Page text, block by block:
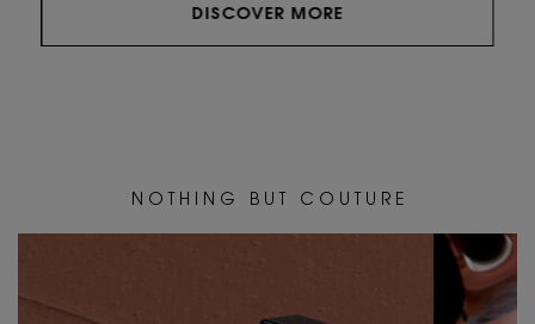
DISCOVER MORE
N O T H I N G B U T C O U T U R E